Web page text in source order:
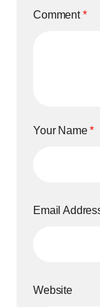
Comment*
Your Name*
Email
Website